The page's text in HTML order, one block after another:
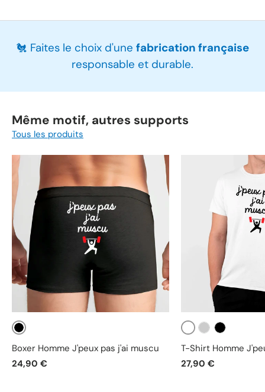
🐔 Faites le choix d'une fabrication française
responsable et durable.
Même motif, autres supports
Tous les produits
Noir
Boxer Homme J'peux pas j'ai muscu
24,90 €
Blanc
T-Shirt Homme
27,90 €